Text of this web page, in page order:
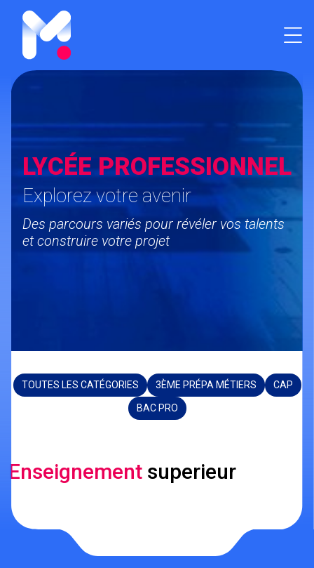
LYCÉE PROFESSIONNEL
Explorez votre avenir
Des parcours variés pour révéler vos talents
et construire votre projet
TOUTES LES CATÉGORIES 3ÈME PRÉPA MÉTIERS CAP
BAC PRO
Enseignement superieur